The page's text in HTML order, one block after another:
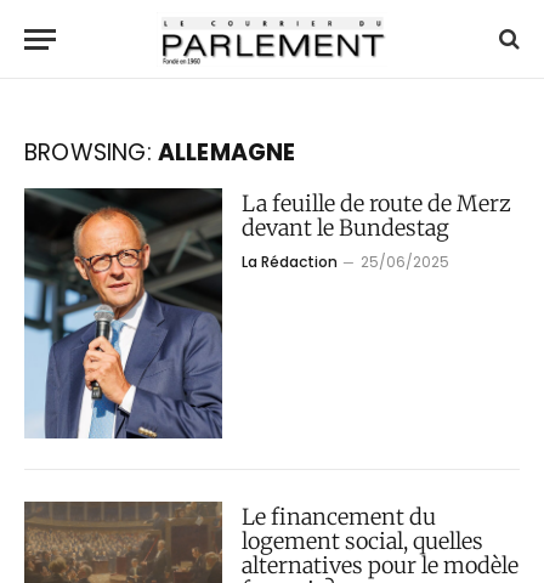
BROWSING: ALLEMAGNE
La feuille de route de Merz
devant le Bundestag
La Rédaction 25/06/2025
Le financement du
logement social, quelles
alternatives pour le modèle